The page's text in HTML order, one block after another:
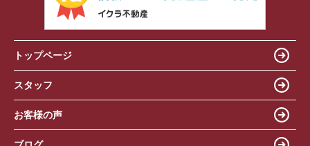
トップページ
スタッフ
お客様の声